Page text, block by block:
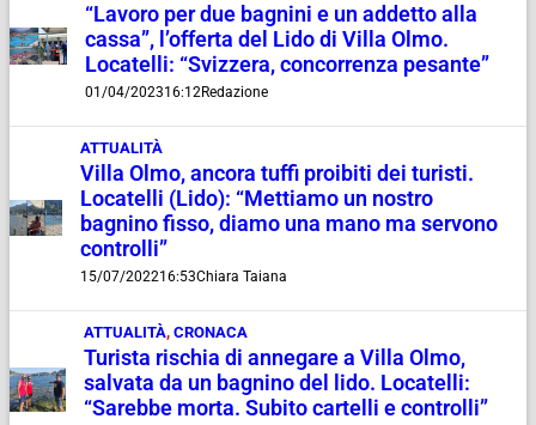
“Lavoro per due bagnini e un addetto alla
cassa”, l’offerta del Lido di Villa Olmo.
Locatelli: “Svizzera, concorrenza pesante”
01/04/202316:12Redazione
ATTUALITÀ
Villa Olmo, ancora tuffi proibiti dei turisti.
Locatelli (Lido): “Mettiamo un nostro
bagnino fisso, diamo una mano ma servono
controlli”
15/07/202216:53Chiara Taiana
ATTUALITÀ,CRONACA
Turista rischia di annegare a Villa Olmo,
salvata da un bagnino del lido. Locatelli:
“Sarebbe morta. Subito cartelli e controlli”